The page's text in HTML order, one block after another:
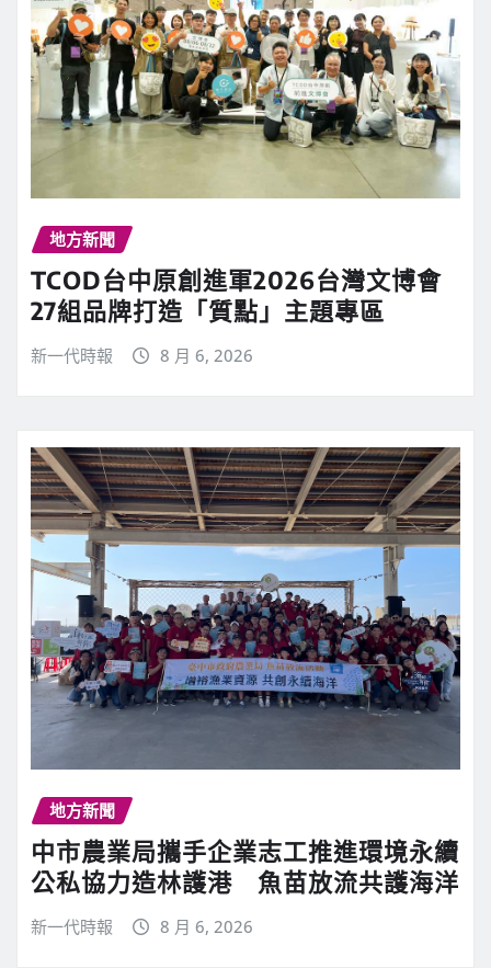
地方新聞
TCOD台中原創進軍2026台灣文博會
27組品牌打造「質點」主題專區
新一代時報 8 月 6, 2026
地方新聞
中市農業局攜手企業志工推進環境永續
公私協力造林護港 魚苗放流共護海洋
新一代時報 8 月 6, 2026